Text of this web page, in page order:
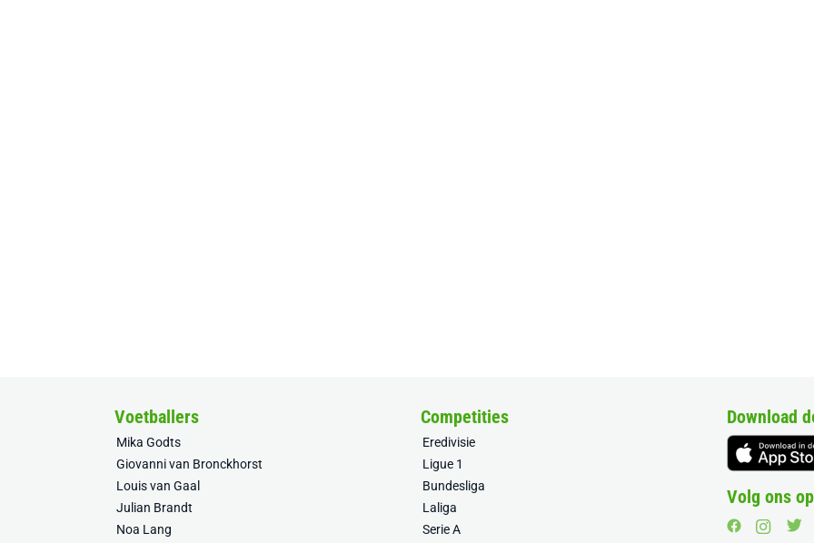
Voetballers
Mika Godts
Giovanni van Bronckhorst
Louis van Gaal
Julian Brandt
Noa Lang
Competities
Eredivisie
Ligue 1
Bundesliga
Laliga
Serie A
Download
Volg ons